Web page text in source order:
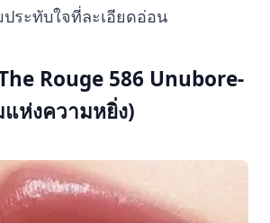
ระทับใจที่ละเอียดอ่อน
Rouge 586 Unubore-
ห่งความหยิ่ง)